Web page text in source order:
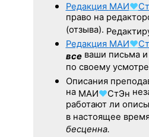
Редакция МАИ♥
право на
(отзыва).
Редакция МАИ♥
всеваши письма и
по своему
Описания
на МАИ♥СтЭн
работают ли
в настоящее
бесценна.